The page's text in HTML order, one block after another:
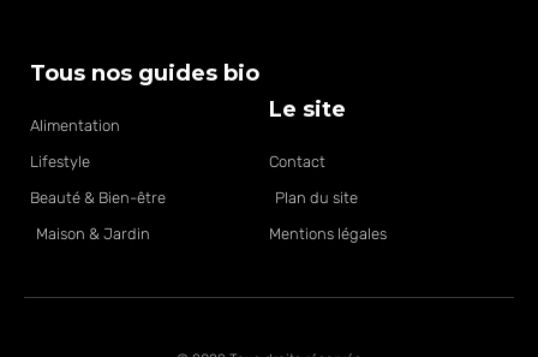
Tous nos guides bio
Alimentation
Lifestyle
Beauté & Bien-être
Maison & Jardin
Le site
Contact
Plan du site
Mentions légales